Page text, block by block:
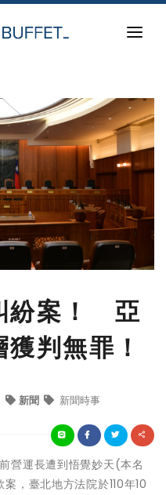
紛案！ 亞
判無罪！
新聞 新聞時事
運長遭到悟覺妙天(本名
，臺北地方法院於110年10